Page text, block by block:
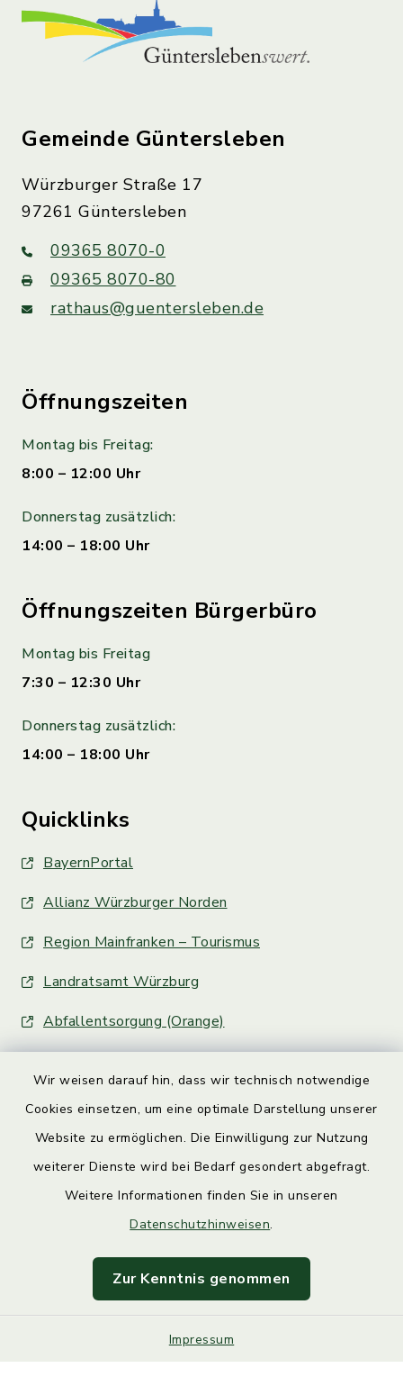
Wir weisen darauf hin, dass wir technisch notwendige
Cookies einsetzen, um eine optimale Darstellung unserer
Website zu ermöglichen. Die Einwilligung zur Nutzung
weiterer Dienste wird bei Bedarf gesondert abgefragt.
Weitere Informationen finden Sie in unseren
Datenschutzhinweisen.
Zur Kenntnis genommen
Impressum
Gemeinde Güntersleben
Würzburger Straße 17
97261 Güntersleben
09365 8070-0
09365 8070-80
rathaus@guentersleben.de
Öffnungszeiten
Montag bis Freitag:
8:00 – 12:00 Uhr
Donnerstag zusätzlich:
14:00 – 18:00 Uhr
Öffnungszeiten Bürgerbüro
Montag bis Freitag
7:30 – 12:30 Uhr
Donnerstag zusätzlich:
14:00 – 18:00 Uhr
Quicklinks
BayernPortal
Allianz Würzburger Norden
Region Mainfranken – Tourismus
Landratsamt Würzburg
Abfallentsorgung (Orange)
Barrierefreiheit
Impressum
Sitemap